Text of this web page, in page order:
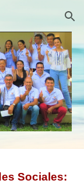
Skip to navigation
Sociales: